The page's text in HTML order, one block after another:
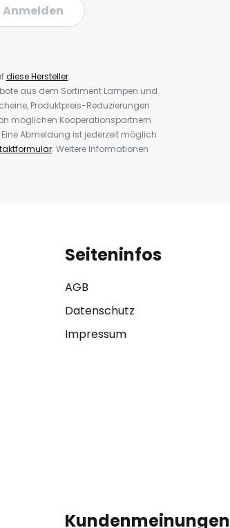
Anmelden
diese Hersteller.
aus dem Sortiment Lampen und
Produktpreis-Reduzierungen
möglichen Kooperationspartnern
Abmeldung ist jederzeit möglich
. Weitere Informationen
Seiteninfos
AGB
Datenschutz
Impressum
Kundenmeinungen